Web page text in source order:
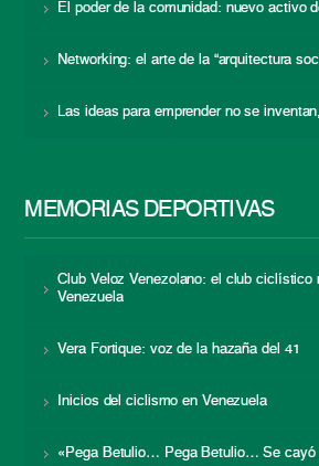
El poder de la comunidad: nuevo activo
Networking: el arte de la “arquitectura
Las ideas para emprender no se
MEMORIAS DEPORTIVAS
Club Veloz Venezolano: el club ciclístico
Venezuela
Vera Fortique: voz de la hazaña del 41
Inicios del ciclismo en Venezuela
«Pega Betulio… Pega Betulio… Se cayó